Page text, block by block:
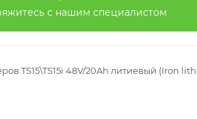
с нашим специалистом
TS15\TS15i 48V/20Ah литиевый (Iron